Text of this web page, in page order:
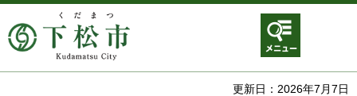
メニュ
ー
更新日：2026年7月7日